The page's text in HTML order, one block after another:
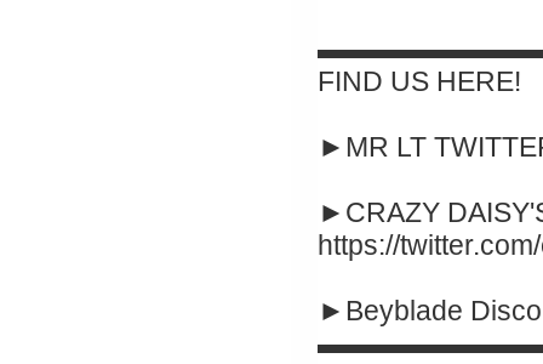
FIND US HERE!
►MR LT
►CRAZY
https://
►Beyblade